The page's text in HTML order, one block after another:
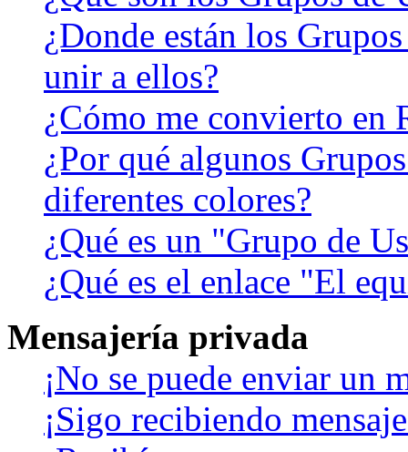
¿Donde están los
unir a ellos?
¿Cómo me convierto en
¿Por qué algunos
diferentes colores?
¿Qué es un "Grupo de
¿Qué es el enlace "El
Mensajería privada
¡No se puede enviar un
¡Sigo recibiendo